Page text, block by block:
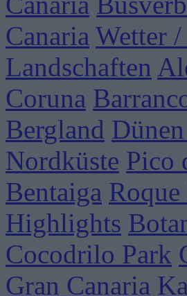
Canaria Wetter
Landschaften
Coruna
Bergland
Nordküste Pico
Bentaiga
Highlights
Cocodrilo Park
Gran Canaria